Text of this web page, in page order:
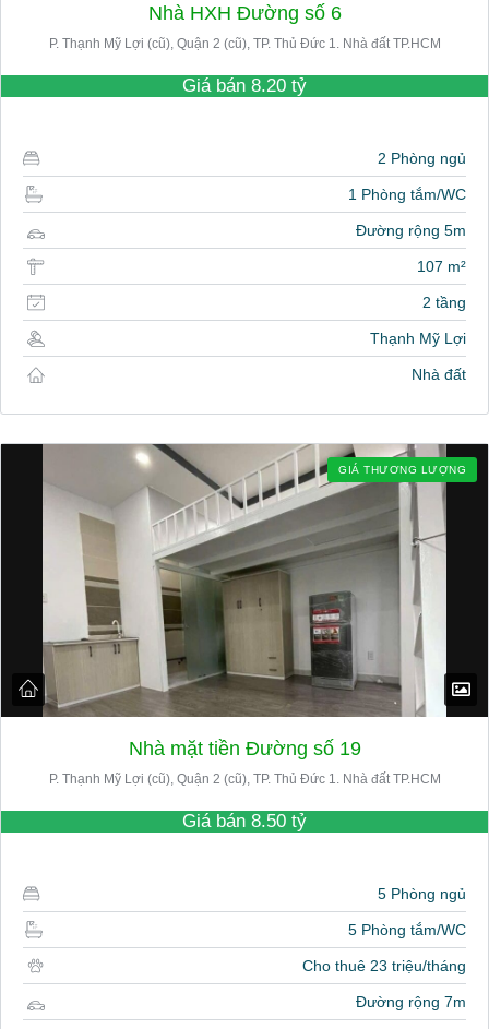
Nhà HXH Đường số 6
P. Thạnh Mỹ Lợi (cũ), Quận 2 (cũ), TP. Thủ Đức 1. Nhà đất TP.HCM
Giá bán 8.20 tỷ
2 Phòng ngủ
1 Phòng tắm/WC
Đường rộng 5m
107 m²
2 tầng
Thạnh Mỹ Lợi
Nhà đất
GIÁ THƯƠNG LƯỢNG
Nhà mặt tiền Đường số 19
P. Thạnh Mỹ Lợi (cũ), Quận 2 (cũ), TP. Thủ Đức 1. Nhà đất TP.HCM
Giá bán 8.50 tỷ
5 Phòng ngủ
5 Phòng tắm/WC
Cho thuê 23 triệu/tháng
Đường rộng 7m